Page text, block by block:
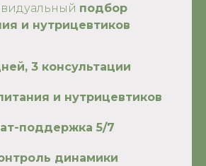
подбор
и нутрицевтиков
3 консультации
и нутрицевтиков
поддержка 5/7
динамики